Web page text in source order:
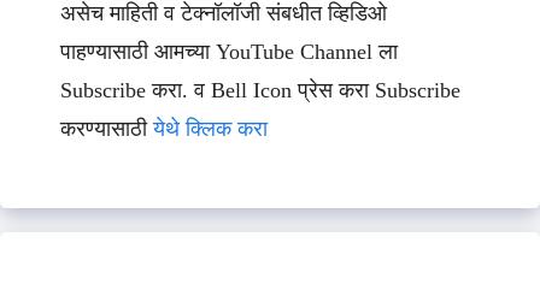
असेच माहिती व टेक्नॉलॉजी संबधीत व्हिडिओ
पाहण्यासाठी आमच्या YouTube Channel ला
Subscribe करा. व Bell Icon प्रेस करा Subscribe
करण्यासाठीयेथे क्लिक करा